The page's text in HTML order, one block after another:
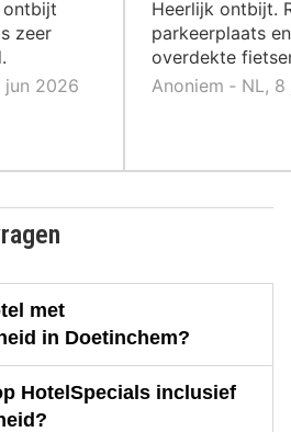
ontbijt
zeer
jun 2026
Heerlijk ontbijt.
parkeerplaats
overdekte
Anoniem ‐ NL,
met
in Doetinchem?
HotelSpecials inclusief